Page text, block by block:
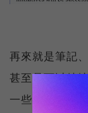
再來就是筆記
甚至是可以特
一些推友分享